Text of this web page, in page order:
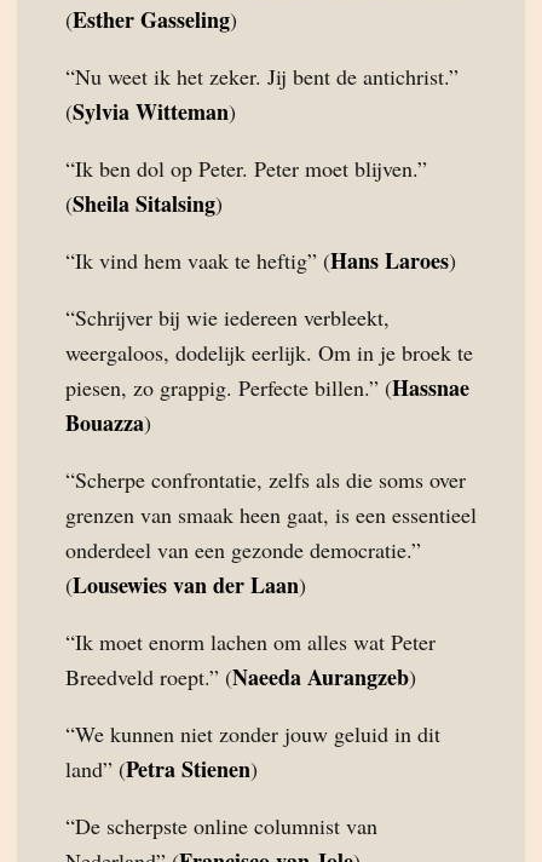
(Esther Gasseling)
“Nu weet ik het zeker. Jij bent de antichrist.”
(Sylvia Witteman)
“Ik ben dol op Peter. Peter moet blijven.”
(Sheila Sitalsing)
“Ik vind hem vaak te heftig” (Hans Laroes)
“Schrijver bij wie iedereen verbleekt,
weergaloos, dodelijk eerlijk. Om in je broek te
piesen, zo grappig. Perfecte billen.” (Hassnae
Bouazza)
“Scherpe confrontatie, zelfs als die soms over
grenzen van smaak heen gaat, is een essentieel
onderdeel van een gezonde democratie.”
(Lousewies van der Laan)
“Ik moet enorm lachen om alles wat Peter
Breedveld roept.” (Naeeda Aurangzeb)
“We kunnen niet zonder jouw geluid in dit
land” (Petra Stienen)
“De scherpste online columnist van